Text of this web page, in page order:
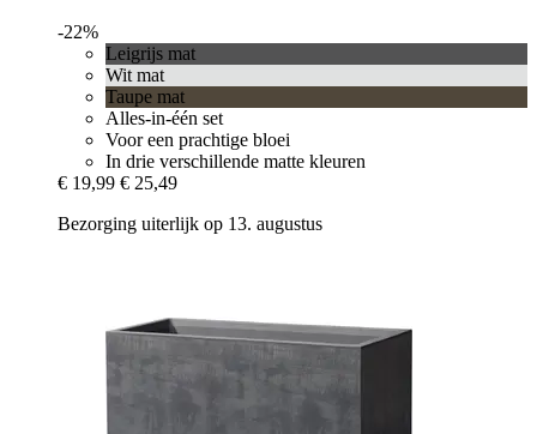
-22%
Leigrijs mat
Wit mat
Taupe mat
Alles-in-één set
Voor een prachtige bloei
In drie verschillende matte kleuren
€ 19,99 € 25,49
Bezorging uiterlijk op 13. augustus